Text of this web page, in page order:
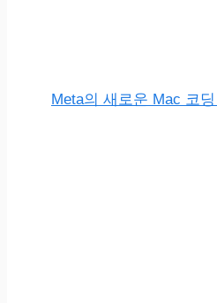
Meta의 새로운 Mac 코